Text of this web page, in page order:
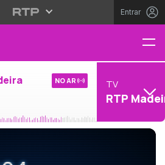
Entrar
NO AR TV
RTP